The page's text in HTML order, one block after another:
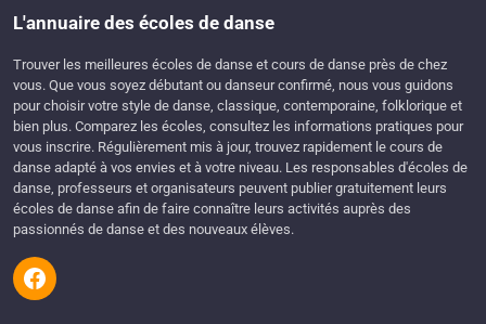
L'annuaire des écoles de danse
Trouver les meilleures écoles de danse et cours de danse près de chez
vous. Que vous soyez débutant ou danseur confirmé, nous vous guidons
pour choisir votre style de danse, classique, contemporaine, folklorique et
bien plus. Comparez les écoles, consultez les informations pratiques pour
vous inscrire. Régulièrement mis à jour, trouvez rapidement le cours de
danse adapté à vos envies et à votre niveau. Les responsables d'écoles de
danse, professeurs et organisateurs peuvent publier gratuitement leurs
écoles de danse afin de faire connaître leurs activités auprès des
passionnés de danse et des nouveaux élèves.